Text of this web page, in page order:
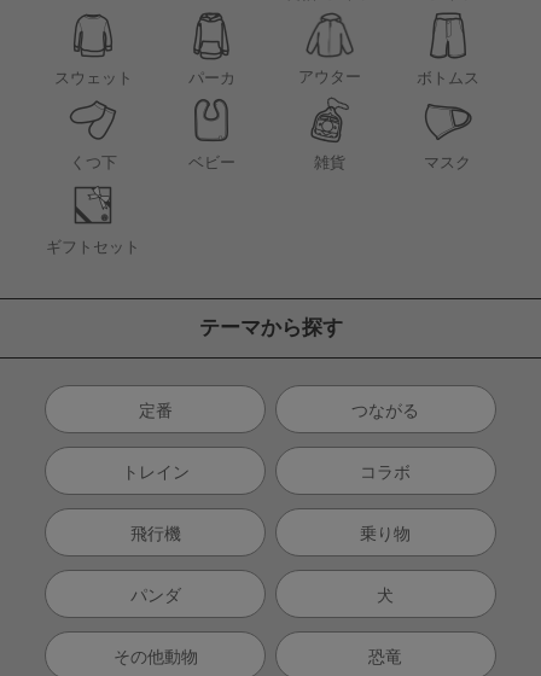
スウェット パーカ アウター ボトムス
くつ下 ベビー 雑貨 マスク
ギフトセット
テーマから探す
定番 つながる
トレイン コラボ
飛行機 乗り物
パンダ 犬
その他動物 恐竜